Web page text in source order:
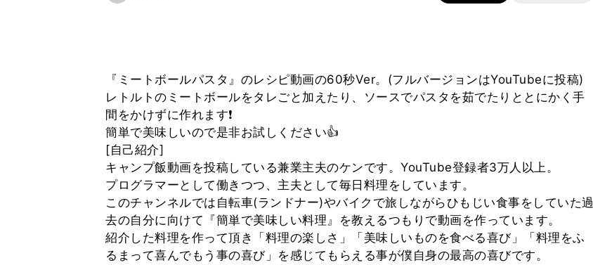
『ミートボールパスタ』のレシピ動画の60秒Ver。(フルバージョンはYouTubeに投稿)
レトルトのミートボールをタレごと加えたり、ソースでパスタを茹でたりととにかく手
間をかけずに作れます❗️
簡単で美味しいので是非お試しください👍
[自己紹介]
キャンプ飯動画を投稿している兼業主夫のケンです。YouTube登録者3万人以上。
プログラマーとして働きつつ、主夫として毎日料理をしています。
このチャンネルでは自転車(ランドナー)やバイクで旅しながらひもじい食事をしていた過
去の自分に向けて『簡単で美味しい料理』を教えるつもりで動画を作っています。
紹介した料理を作って頂き「料理の楽しさ」「美味しいものを食べる喜び」「料理をふ
るまって喜んでもう事の喜び」を感じてもらえる事が僕自身の最高の喜びです。